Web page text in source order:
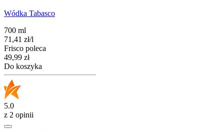
Wódka Tabasco
700 ml
71,41 zł/l
Frisco poleca
Cena
49,99 zł
Do koszyka
5.0
z 2 opinii